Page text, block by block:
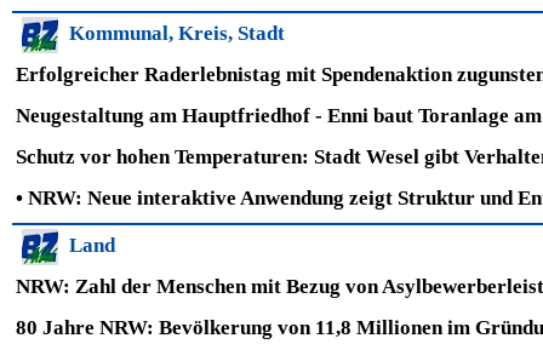
Kommunal, Kreis, Stadt
Erfolgreicher Raderlebnistag mit Spendenaktion
Neugestaltung am Hauptfriedhof - Enni baut Toranlage
Schutz vor hohen Temperaturen: Stadt Wesel gibt
• NRW: Neue interaktive Anwendung zeigt Struktur und
Land
NRW: Zahl der Menschen mit Bezug von
80 Jahre NRW: Bevölkerung von 11,8 Millionen im